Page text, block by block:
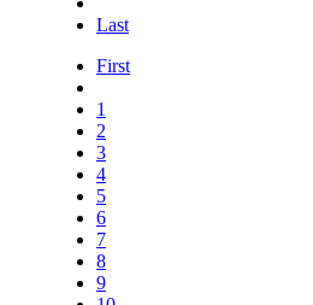
Last
First
1
2
3
4
5
6
7
8
9